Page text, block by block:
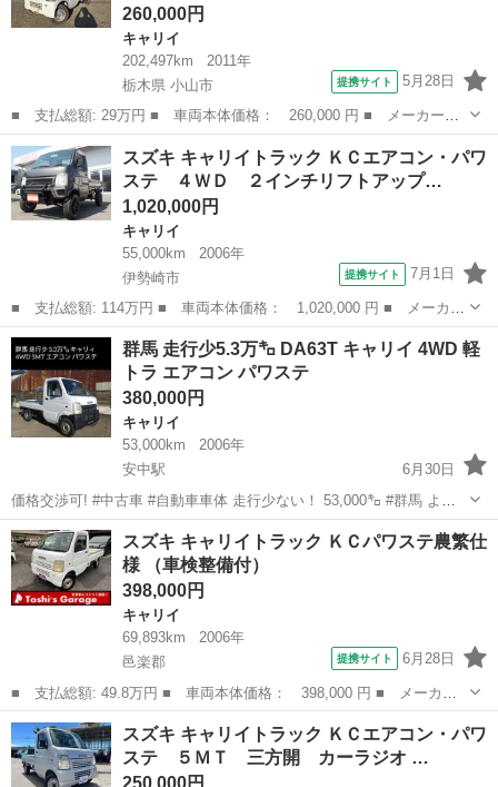
260,000円
キャリイ
202,497km
2011年
栃木県 小山市
提携サイト 5月28日
■ 支払総額: 29万円 ■ 車両本体価格： 260,000 円 ■ メーカー
名： スズキ ■ 車種名： キャリイトラック ■ グレード名：
５速マニュアル ４ＷＤ エアコン タイミングチェーン式 ■ 排気
量： 660c...
栃木 小山市 キャリイ
スズキ キャリイトラック ＫＣエアコン・パワ
ステ ４ＷＤ ２インチリフトアップ…
1,020,000円
キャリイ
55,000km
2006年
伊勢崎市
提携サイト 7月1日
■ 支払総額: 114万円 ■ 車両本体価格： 1,020,000 円 ■ メーカー
名： スズキ ■ 車種名： キャリイトラック ■ グレード名： Ｋ
Ｃエアコン・パワステ ４ＷＤ ２インチリフトアップ １４インチ
アルミホイ...
群馬 伊勢崎市 キャリイ
群馬 走行少5.3万㌔ DA63T キャリイ 4WD 軽
トラ エアコン パワステ
380,000円
キャリイ
53,000km
2006年
安中駅
6月30日
価格交渉可! #中古車 #自動車車体 走行少ない！ 53,000㌔ #群馬 より
出品しております！ #軽トラック #軽トラ #4WD #四駆 #マニュアル #
エアコン #パワステ #スタッドレスタイヤ #チッピ...
群馬 安中市 安中駅 キャリイ 軽トラ
スズキ キャリイトラック ＫＣパワステ農繁仕
様 （車検整備付）
398,000円
キャリイ
69,893km
2006年
邑楽郡
提携サイト 6月28日
■ 支払総額: 49.8万円 ■ 車両本体価格： 398,000 円 ■ メーカー
名： スズキ ■ 車種名： キャリイトラック ■ グレード名： Ｋ
Ｃパワステ農繁仕様 ■ 排気量： 660cc ■ ドア枚数： 2D ■ ミ...
群馬 邑楽郡 キャリイ
スズキ キャリイトラック ＫＣエアコン・パワ
ステ ５ＭＴ 三方開 カーラジオ …
250,000円